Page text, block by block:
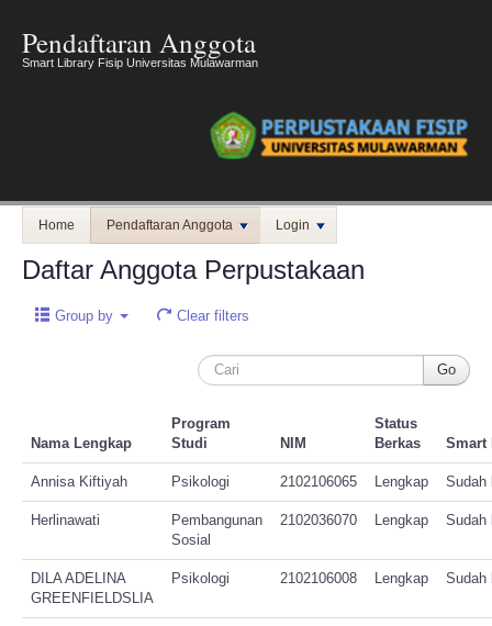
Pendaftaran Anggota
Smart Library Fisip Universitas Mulawarman
Home Pendaftaran Anggota Login
Daftar Anggota Perpustakaan
Group by Clear filters
Nama Lengkap
Program
Studi
NIM
Status
Berkas
Smart
Annisa Kiftiyah Psikologi 2102106065 Lengkap Sudah
Herlinawati
Pembangunan
Sosial
2102036070 Lengkap Sudah
DILA ADELINA
GREENFIELDSLIA
Psikologi 2102106008 Lengkap Sudah